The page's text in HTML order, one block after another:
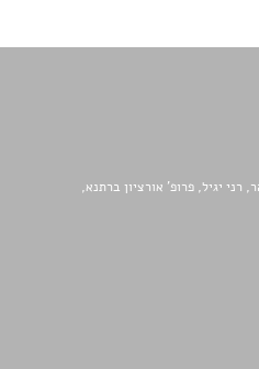
רני יגיל, פרופ' אורציון ברתנא,